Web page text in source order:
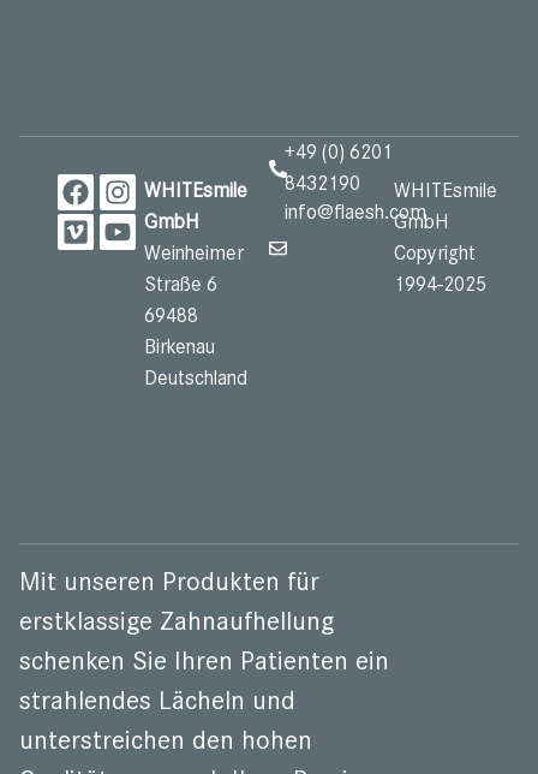
WHITEsmile
GmbH
Weinheimer
Straße 6
69488
Birkenau
Deutschland
+49 (0) 6201
8432190
info@flaesh.com
WHITEsmile
GmbH
Copyright
1994-2025
Mit unseren Produkten für
erstklassige Zahnaufhellung
schenken Sie Ihren Patienten ein
strahlendes Lächeln und
unterstreichen den hohen